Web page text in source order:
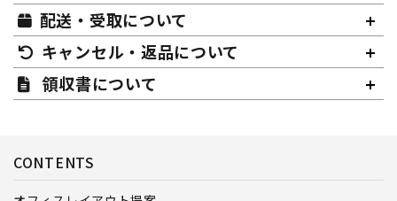
配送・受取について
キャンセル・返品について
領収書について
CONTENTS